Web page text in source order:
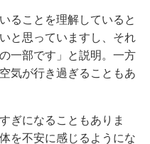
ることを理解していると
と思っていますし、それ
一部です」と説明。一方
気が行き過ぎることもあ
ぎになることもありま
を不安に感じるようにな